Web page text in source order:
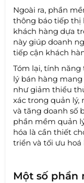
Ngoài ra, phần
thông báo tiếp thị
khách hàng dựa
này giúp doanh
tiếp cận khách
Tóm lại, tính
lý bán hàng
như giảm thiểu
xác trong quản lý,
và tăng doanh số
phần mềm quản
hóa là cần thiết
triển và tối ưu
Một số phần